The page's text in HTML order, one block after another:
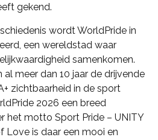
gekend.
wordt WorldPride in
een wereldstad waar
samenkomen.
meer dan 10 jaar de drijvende
zichtbaarheid in de sport
2026 een breed
het motto Sport Pride – UNITY
Love is daar een mooi en